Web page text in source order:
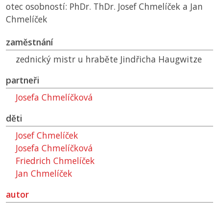
otec osobností: PhDr. ThDr. Josef Chmelíček a Jan
Chmelíček
zaměstnání
zednický mistr u hraběte Jindřicha Haugwitze
partneři
Josefa Chmelíčková
děti
Josef Chmelíček
Josefa Chmelíčková
Friedrich Chmelíček
Jan Chmelíček
autor